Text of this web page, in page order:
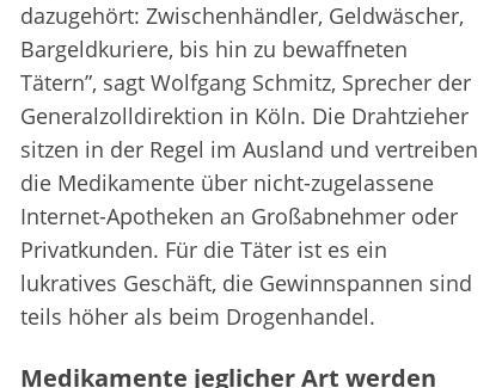
dazugehört: Zwischenhändler, Geldwäscher,
Bargeldkuriere, bis hin zu bewaffneten
Tätern”, sagt Wolfgang Schmitz, Sprecher der
Generalzolldirektion in Köln. Die Drahtzieher
sitzen in der Regel im Ausland und vertreiben
die Medikamente über nicht-zugelassene
Internet-Apotheken an Großabnehmer oder
Privatkunden. Für die Täter ist es ein
lukratives Geschäft, die Gewinnspannen sind
teils höher als beim Drogenhandel.
Medikamente jeglicher Art werden